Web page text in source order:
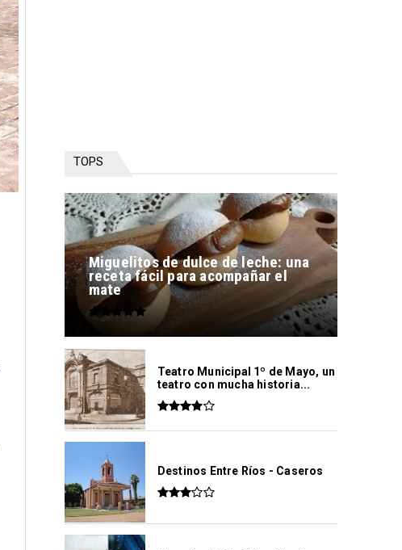
TOPS
Miguelitos de dulce de leche: una
receta fácil para acompañar el
mate
Teatro Municipal 1º de Mayo, un
teatro con mucha historia...
Destinos Entre Ríos - Caseros